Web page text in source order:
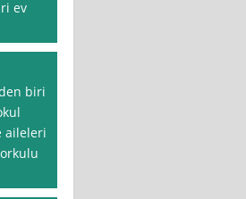
ev
biri
aileleri